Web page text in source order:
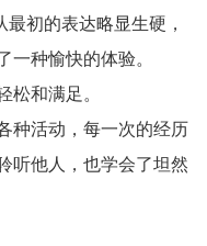
初的表达略显生硬，
一种愉快的体验。
松和满足。
种活动，每一次的经历
听他人，也学会了坦然